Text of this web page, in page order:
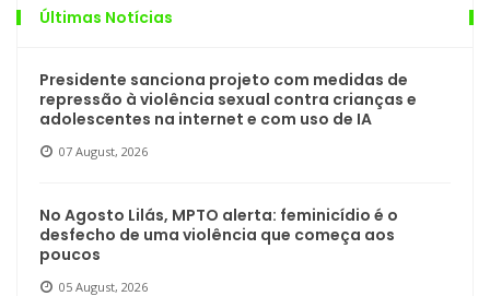
Últimas Notícias
Presidente sanciona projeto com medidas de
repressão à violência sexual contra crianças e
adolescentes na internet e com uso de IA
07 August, 2026
No Agosto Lilás, MPTO alerta: feminicídio é o
desfecho de uma violência que começa aos
poucos
05 August, 2026